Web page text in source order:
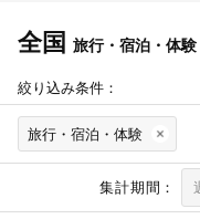
全国 旅行・宿泊・体験
絞り込み条件：
旅行・宿泊・体験
集計期間：